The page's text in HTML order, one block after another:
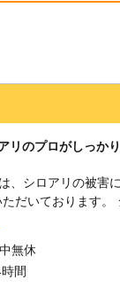
リのプロがしっか
、シロアリの被害
だいております
す。もしも家の中
にお知らせくださ
番では全国数多
験と実績が豊富だから、これまでに培
無休
間